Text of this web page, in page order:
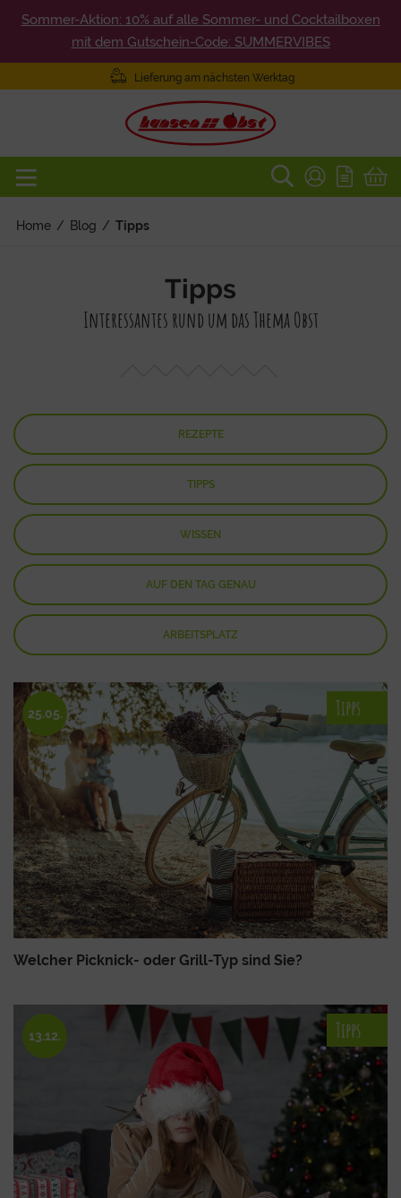
Sommer-Aktion: 10% auf alle Sommer- und Cocktailboxen
mit dem Gutschein-Code: SUMMERVIBES
Lieferung am nächsten Werktag
Home / Blog / Tipps
Tipps
Interessantes rund um das Thema Obst
REZEPTE
TIPPS
WISSEN
AUF DEN TAG GENAU
ARBEITSPLATZ
25.05. Tipps
Welcher Picknick- oder Grill-Typ sind Sie?
13.12. Tipps